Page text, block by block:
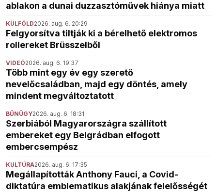
ablakon a dunai duzzasztóművek hiánya miatt
KÜLFÖLD2026. aug. 6. 20:29
Felgyorsítva tiltják ki a bérelhető elektromos
rollereket Brüsszelből
VIDEÓ2026. aug. 6. 19:37
Több mint egy év egy szerető
nevelőcsaládban, majd egy döntés, amely
mindent megváltoztatott
BŰNÜGY2026. aug. 6. 18:31
Szerbiából Magyarországra szállított
embereket egy Belgrádban elfogott
embercsempész
KULTÚRA2026. aug. 6. 17:35
Megállapították Anthony Fauci, a Covid-
diktatúra emblematikus alakjának felelősségét